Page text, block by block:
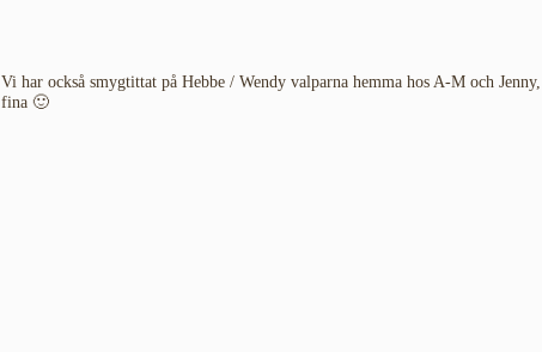
Vi har också smygtittat på Hebbe / Wendy valparna hemma hos A-M och Jenny,
fina 🙂